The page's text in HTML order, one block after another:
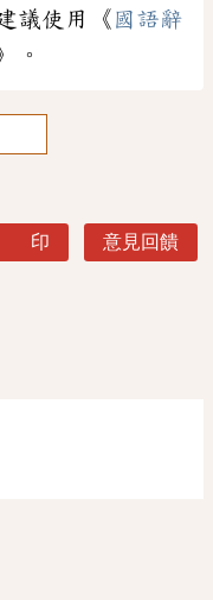
議使用《 國語辭
。
印 意見回饋